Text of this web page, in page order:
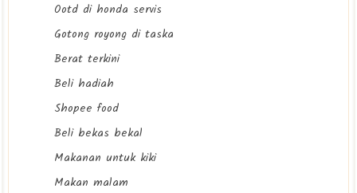
Ootd di honda servis
Gotong royong di taska
Berat terkini
Beli hadiah
Shopee food
Beli bekas bekal
Makanan untuk kiki
Makan malam